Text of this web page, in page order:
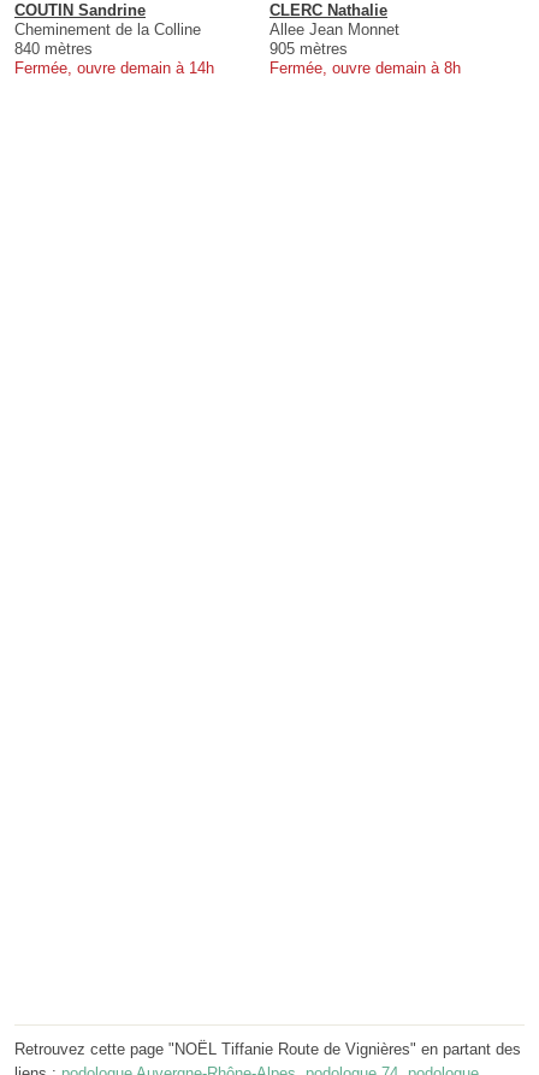
COUTIN Sandrine
Cheminement de la Colline
840 mètres
Fermée, ouvre demain à 14h
CLERC Nathalie
Allee Jean Monnet
905 mètres
Fermée, ouvre demain à 8h
Retrouvez cette page "NOËL Tiffanie Route de Vignières" en partant des